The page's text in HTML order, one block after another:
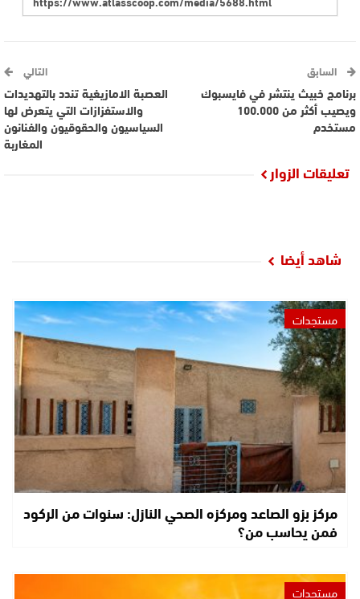
السابق
برنامج خبيث ينتشر في فايسبوك
ويصيب أكثر من 100.000
مستخدم
التالي
العصبة الامازيغية تندد بالتهديدات
والاستفزازات التي يتعرض لها
السياسيون والحقوقيون والفنانون
المغاربة
تعليقات الزوار
شاهد أيضا
مستجدات
مركز بزو الصاعد ومركزه الصحي النازل: سنوات من الركود
فمن يحاسب من؟
مستجدات